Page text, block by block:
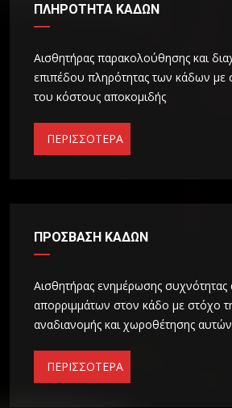
ΠΛΗΡOΤΗΤΑ ΚΑΔΩΝ
Αισθητήρας παρακολούθησης και
επιπέδου πληρότητας των κάδων με
του κόστους αποκομιδής
ΠΕΡΙΣΣΟΤΕΡΑ
ΠΡΟΣΒΑΣΗ ΚΑΔΩΝ
Αισθητήρας ενημέρωσης
απορριμμάτων στον κάδο με στόχο
αναδιανομής και χωροθέτησης αυτών
ΠΕΡΙΣΣΟΤΕΡΑ